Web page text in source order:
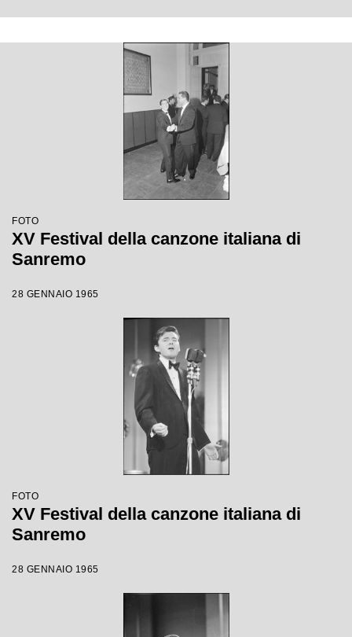
FOTO
XV Festival della canzone italiana di
Sanremo
28 GENNAIO 1965
FOTO
XV Festival della canzone italiana di
Sanremo
28 GENNAIO 1965